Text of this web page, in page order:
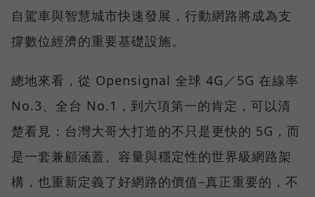
自駕車與智慧城市快速發展，行動網路將成為支
撐數位經濟的重要基礎設施。
總地來看，從 Opensignal 全球 4G／5G 在線率
No.3、全台 No.1，到六項第一的肯定，可以清
楚看見：台灣大哥大打造的不只是更快的 5G，而
是一套兼顧涵蓋、容量與穩定性的世界級網路架
構，也重新定義了好網路的價值–真正重要的，不